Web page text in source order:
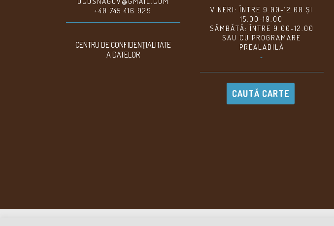
+40 745 416 929
CENTRU DE CONFIDENŢIALITATE
A DATELOR
VINERI: ÎNTRE 9.00-12.00 ȘI
15.00-19.00
SÂMBĂTĂ: ÎNTRE 9.00-12.00
SAU CU PROGRAMARE
PREALABILĂ
^
CAUTĂ CARTE